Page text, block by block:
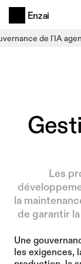
de l'IA
Enzai
Les
la
de garantir
Une
les exigences,